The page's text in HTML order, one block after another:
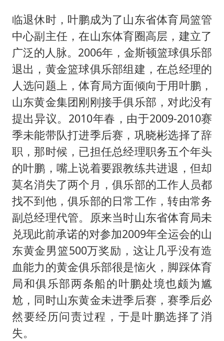
临退休时，叶鹏成为了山东省体育局篮管
中心副主任，在山东体育圈高层，建立了
广泛的人脉。2006年，金斯顿篮球俱乐部
退出，黄金篮球俱乐部组建，在总经理的
人选问题上，体育局方面倾向于用叶鹏，
山东黄金集团刚刚接手俱乐部，对此没有
提出异议。2010年春，由于2009-2010赛
季未能带队打进季后赛，巩晓彬选择了辞
职，那时候，已担任总经理职务五个年头
的叶鹏，嘴上说着要跟教练共进退，但却
莫名消失了两个月，俱乐部的工作人员都
找不到他，俱乐部的日常工作，转由常务
副总经理代管。原来当时山东省体育局未
兑现此前承诺的对参加2009年全运会的山
东黄金男篮500万奖励，这让几乎没有造
血能力的黄金俱乐部很是恼火，脚踩体育
局和俱乐部两条船的叶鹏处境也颇为尴
尬，同时山东黄金未进季后赛，赛季后必
然要经历问责过程，于是叶鹏选择了消
失。